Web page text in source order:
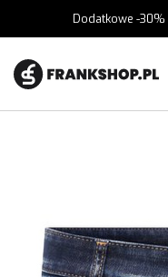
Dodatkowe -30%